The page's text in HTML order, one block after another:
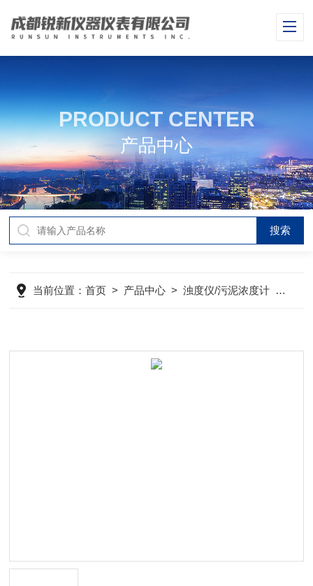
PRODUCT CENTER
产品中心
当前位置：首页 > 产品中心 >浊度仪/污泥浓度计